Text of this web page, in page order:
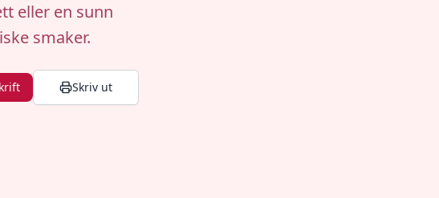
eller en sunn
smaker.
Skriv ut